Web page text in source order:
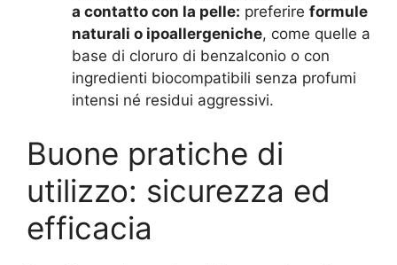
a contatto con la pelle: preferire formule
naturali o ipoallergeniche, come quelle a
base di cloruro di benzalconio o con
ingredienti biocompatibili senza profumi
intensi né residui aggressivi.
Buone pratiche di
utilizzo: sicurezza ed
efficacia